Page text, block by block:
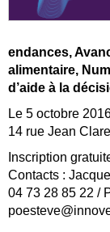
endances,
alimentaire,
d’aide à la
Le 5 octobre
14 rue Jean
Inscription
Contacts :
04 73 28 85 22 /